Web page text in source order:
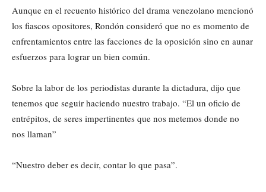
Aunque en el recuento histórico del drama venezolano mencionó
los fiascos opositores, Rondón consideró que no es momento de
enfrentamientos entre las facciones de la oposición sino en aunar
esfuerzos para lograr un bien común.
Sobre la labor de los periodistas durante la dictadura, dijo que
tenemos que seguir haciendo nuestro trabajo. “El un oficio de
entrépitos, de seres impertinentes que nos metemos donde no
nos llaman”
“Nuestro deber es decir, contar lo que pasa”.